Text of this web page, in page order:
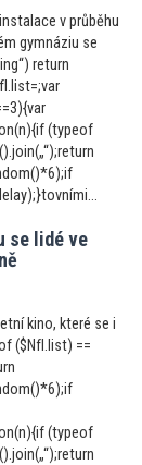
v průběhu
gymnáziu se
return
(typeof
se lidé ve
kino, které se i
($NfI.list) ==
(typeof